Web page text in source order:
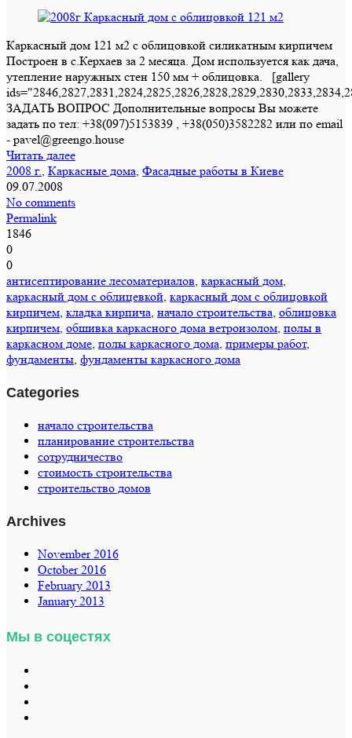
Каркасный дом 121 м2 с облицовкой силикатным кирпичем
Построен в с.Керхаев за 2 месяца. Дом используется как дача,
утепление наружных стен 150 мм + облицовка. [gallery
ЗАДАТЬ ВОПРОС Дополнительные вопросы Вы можете
задать по тел: +38(097)5153839 , +38(050)3582282 или по email
- pavel@greengo.house
Читать далее
2008 г. Каркасные дома Фасадные работы в Киеве
09.07.2008
No comments
Permalink
1846
0
0
антисептирование лесоматериалов каркасный дом
каркасный дом с облицевкой каркасный дом с облицовкой
кирпичем кладка кирпича начало строительства облицовка
кирпичем обшивка каркасного дома ветроизолом полы в
каркасном доме полы каркасного дома примеры работ,
фундаменты фундаменты каркасного дома
Categories
начало строительства
планирование строительства
сотрудничество
стоимость строительства
строительство домов
Archives
November 2016
October 2016
February 2013
January 2013
Мы в соцестях